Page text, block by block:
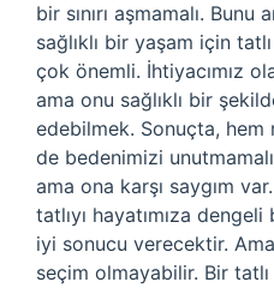
bir sınırı aşmamalı.
sağlıklı bir yaşam için
çok önemli. İhtiyacımız
ama onu sağlıklı bir
edebilmek. Sonuçta, hem
de bedenimizi
ama ona karşı saygım
tatlıyı hayatımıza
iyi sonucu verecektir.
seçim olmayabilir. Bir